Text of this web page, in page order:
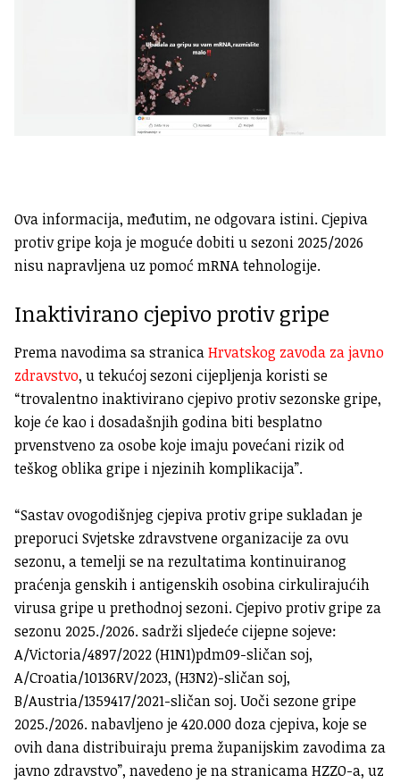
Ova informacija, međutim, ne odgovara istini. Cjepiva
protiv gripe koja je moguće dobiti u sezoni 2025/2026
nisu napravljena uz pomoć mRNA tehnologije.
Inaktivirano cjepivo protiv gripe
Prema navodima sa stranicaHrvatskog zavoda za javno
zdravstvo, u tekućoj sezoni cijepljenja koristi se
“trovalentno inaktivirano cjepivo protiv sezonske gripe,
koje će kao i dosadašnjih godina biti besplatno
prvenstveno za osobe koje imaju povećani rizik od
teškog oblika gripe i njezinih komplikacija”.
“Sastav ovogodišnjeg cjepiva protiv gripe sukladan je
preporuci Svjetske zdravstvene organizacije za ovu
sezonu, a temelji se na rezultatima kontinuiranog
praćenja genskih i antigenskih osobina cirkulirajućih
virusa gripe u prethodnoj sezoni. Cjepivo protiv gripe za
sezonu 2025./2026. sadrži sljedeće cijepne sojeve:
A/Victoria/4897/2022 (H1N1)pdm09-sličan soj,
A/Croatia/10136RV/2023, (H3N2)-sličan soj,
B/Austria/1359417/2021-sličan soj. Uoči sezone gripe
2025./2026. nabavljeno je 420.000 doza cjepiva, koje se
ovih dana distribuiraju prema županijskim zavodima za
javno zdravstvo”, navedeno je na stranicama HZZO-a, uz